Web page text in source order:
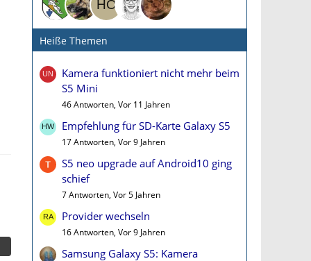
Heiße Themen
Kamera funktioniert nicht mehr beim
S5 Mini
46 Antworten, Vor 11 Jahren
Empfehlung für SD-Karte Galaxy S5
17 Antworten, Vor 9 Jahren
S5 neo upgrade auf Android10 ging
schief
7 Antworten, Vor 5 Jahren
Provider wechseln
16 Antworten, Vor 9 Jahren
Samsung Galaxy S5: Kamera